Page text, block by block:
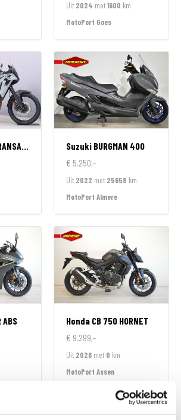
Uit 2024 met1600 km
MotoPort Goes
Suzuki BURGMAN 400
€ 5.250,-
Uit 2022 met 25658 km
MotoPort Almere
ABS
Honda CB 750 HORNET
€ 9.299,-
Uit 2026 met 0 km
MotoPort Assen